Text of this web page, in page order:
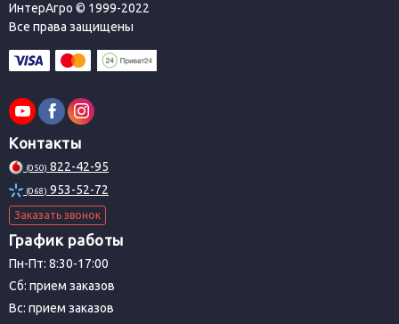
ИнтерАгро © 1999-2022
Все права защищены
Контакты
(050) 822-42-95
(068) 953-52-72
Заказать звонок
График работы
Пн-Пт: 8:30-17:00
Сб: прием заказов
Вс: прием заказов